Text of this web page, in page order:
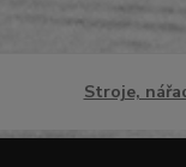
Stroje,